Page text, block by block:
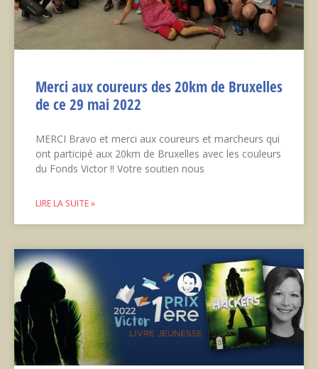
Merci aux coureurs des 20km de Bruxelles
de ce 29 mai 2022
MERCI Bravo et merci aux coureurs et marcheurs qui
ont participé aux 20km de Bruxelles avec les couleurs
du Fonds Victor !! Votre soutien nous
LIRE LA SUITE »